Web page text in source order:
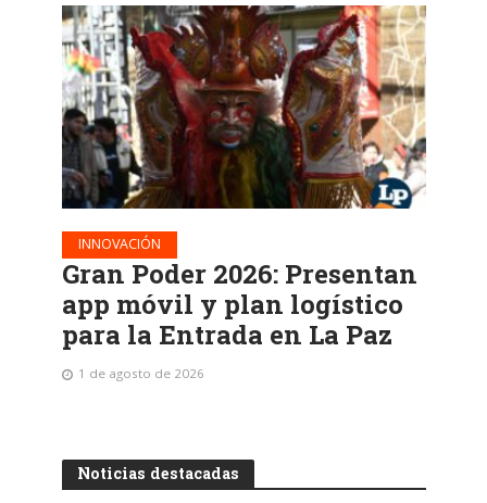
INNOVACIÓN
Gran Poder 2026: Presentan
app móvil y plan logístico
para la Entrada en La Paz
1 de agosto de 2026
Noticias destacadas